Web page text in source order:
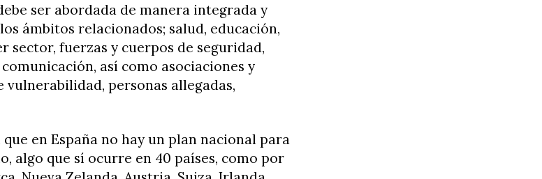
ser abordada de manera integrada y
ámbitos relacionados; salud, educación,
sector, fuerzas y cuerpos de seguridad,
así como asociaciones y
vulnerabilidad, personas allegadas,
en España no hay un plan nacional para
algo que sí ocurre en 40 países, como por